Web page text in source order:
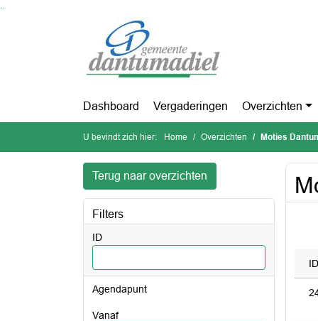
Ga naar de inhoud van deze pagina
Dashboard Vergaderingen Overzichten
U bevindt zich hier: Home Overzichten Moties
Terug naar overzichten
Filters
ID
Agendapunt
vanaf
ID